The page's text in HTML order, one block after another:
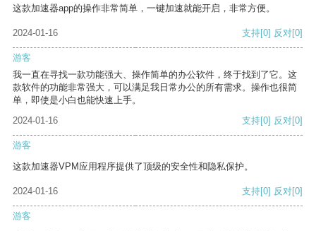
这款加速器app的操作非常简单，一键加速就能开启，非常方便。
2024-01-16 支持[0] 反对[0]
游客
我一直在寻找一款功能强大、操作简单的办公软件，终于找到了它。这
款软件的功能非常强大，可以满足我日常办公的所有需求。操作也很简
单，即使是小白也能快速上手。
2024-01-16
支持[0] 反对[0]
游客
这款加速器VPM应用程序提供了顶级的安全性和隐私保护。
2024-01-16 支持[0] 反对[0]
游客